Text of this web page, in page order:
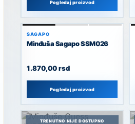
Pogledaj proizvod
SAGAPO
Minđuša Sagapo SSM026
1.870,00rsd
Pogledaj proizvod
TRENUTNO NIJE DOSTUPNO